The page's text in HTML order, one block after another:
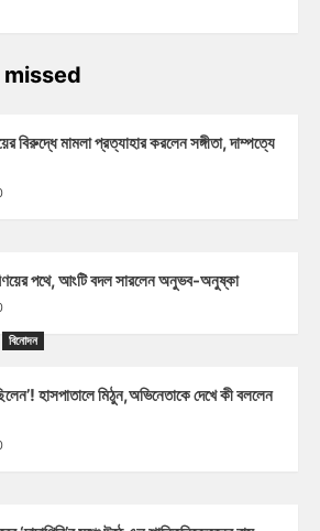
বিরুদ্ধে মামলা প্রত্যাহার করলেন সঙ্গীতা, দাম্পত্যে
পথে, আংটি বদল সারলেন অনুভব-অনুষ্কা
বিনোদন
হাসপাতালে মিঠুন,অভিনেতাকে দেখে কী বললেন